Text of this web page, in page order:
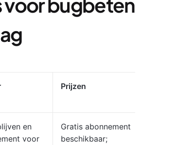
Prijzen
en
voor
Gratis abonnement
beschikbaar;